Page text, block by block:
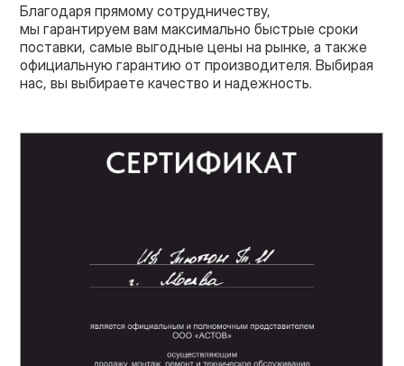
Благодаря прямому сотрудничеству,
мы гарантируем вам максимально быстрые сроки
поставки, самые выгодные цены на рынке, а также
официальную гарантию от производителя. Выбирая
нас, вы выбираете качество и надежность.